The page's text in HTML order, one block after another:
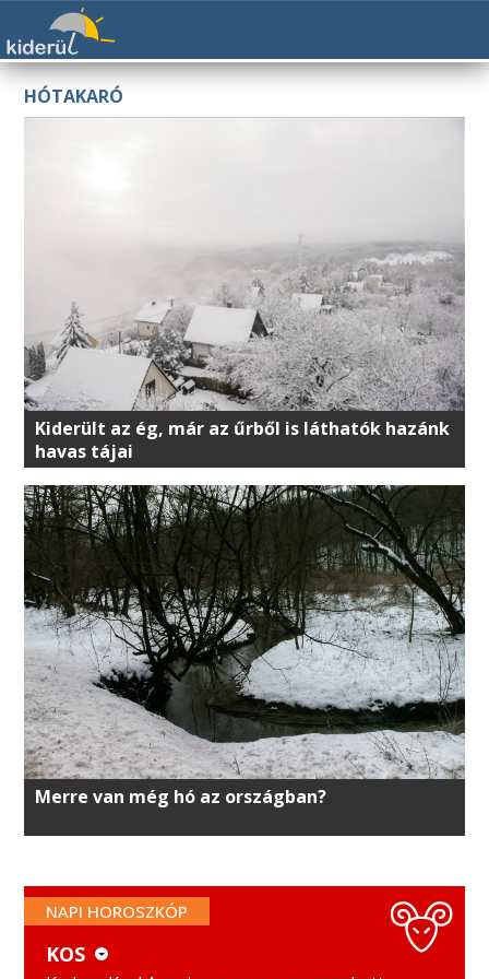
HÓTAKARÓ
Kiderült az ég, már az űrből is láthatók hazánk
havas tájai
Merre van még hó az országban?
NAPI HOROSZKÓP
KOS
KOS